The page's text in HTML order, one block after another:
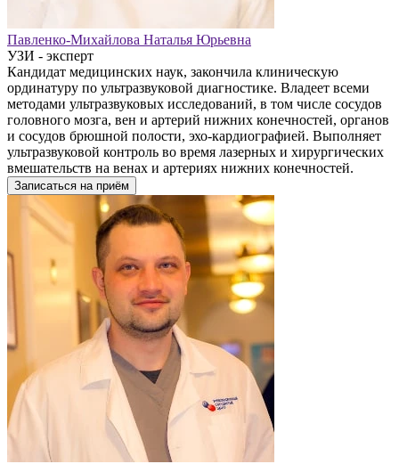
Павленко-Михайлова Наталья Юрьевна
УЗИ - эксперт
Кандидат медицинских наук, закончила клиническую
ординатуру по ультразвуковой диагностике. Владеет всеми
методами ультразвуковых исследований, в том числе сосудов
головного мозга, вен и артерий нижних конечностей, органов
и сосудов брюшной полости, эхо-кардиографией. Выполняет
ультразвуковой контроль во время лазерных и хирургических
вмешательств на венах и артериях нижних конечностей.
Записаться на приём